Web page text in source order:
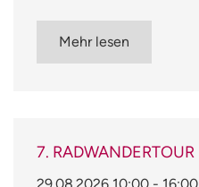
Mehr lesen
7. RADWANDERTOUR